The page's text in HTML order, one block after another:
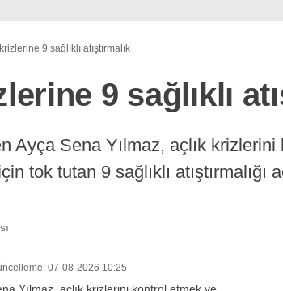
9 sağlıklı atıştırmalık
9 sağlıklı
Ayça Sena Yılmaz, açlık
tok tutan 9 sağlıklı atıştırmalığı
07-08-2026 10:25